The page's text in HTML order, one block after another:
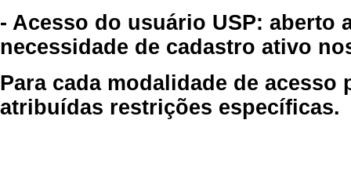
- Acesso do usuário USP: aberto
necessidade de cadastro ativo
Para cada modalidade de
atribuídas restrições específicas.